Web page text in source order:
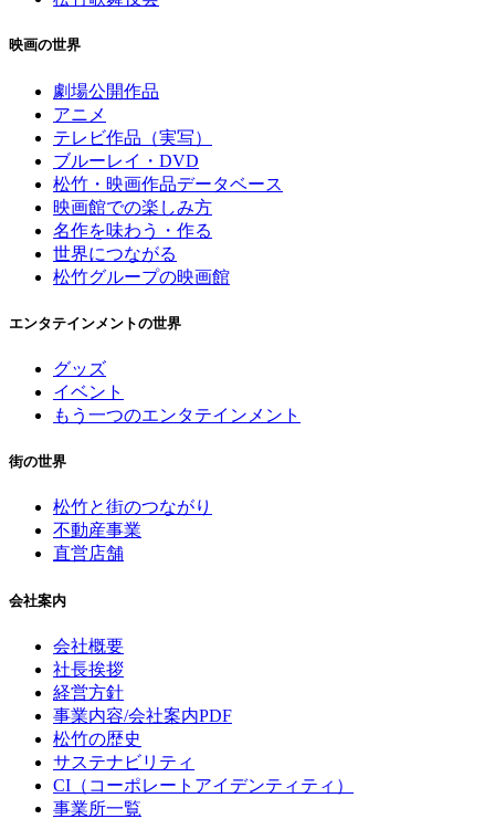
映画の世界
劇場公開作品
アニメ
テレビ作品（実写）
ブルーレイ・DVD
松竹・映画作品データベース
映画館での楽しみ方
名作を味わう・作る
世界につながる
松竹グループの映画館
エンタテインメントの世界
グッズ
イベント
もう一つのエンタテインメント
街の世界
松竹と街のつながり
不動産事業
直営店舗
会社案内
会社概要
社長挨拶
経営方針
事業内容/会社案内PDF
松竹の歴史
サステナビリティ
CI（コーポレートアイデンティティ）
事業所一覧